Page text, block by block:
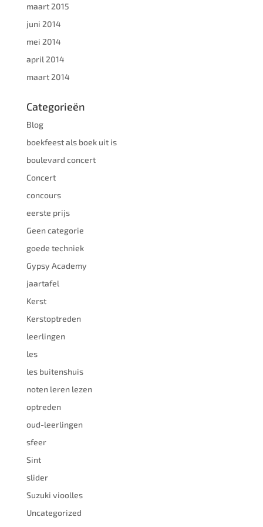
maart 2015
juni 2014
mei 2014
april 2014
maart 2014
Categorieën
Blog
boekfeest als boek uit is
boulevard concert
Concert
concours
eerste prijs
Geen categorie
goede techniek
Gypsy Academy
jaartafel
Kerst
Kerstoptreden
leerlingen
les
les buitenshuis
noten leren lezen
optreden
oud-leerlingen
sfeer
Sint
slider
Suzuki vioolles
Uncategorized